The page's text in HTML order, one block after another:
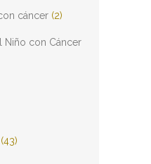
cáncer (2)
Niño con Cáncer
(43)